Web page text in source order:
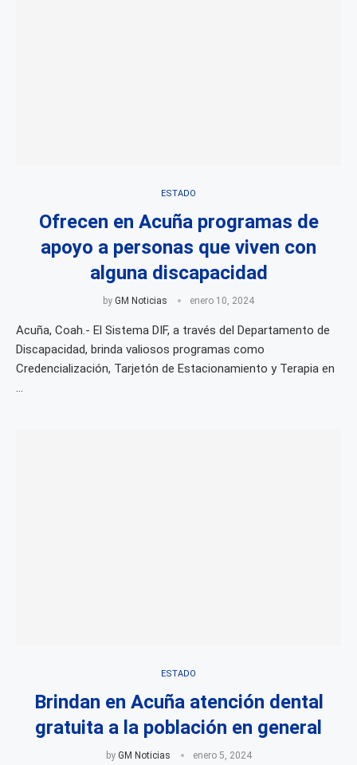
ESTADO
Ofrecen en Acuña programas de
apoyo a personas que viven con
alguna discapacidad
by GM Noticias enero 10, 2024
Acuña, Coah.- El Sistema DIF, a través del Departamento de
Discapacidad, brinda valiosos programas como
Credencialización, Tarjetón de Estacionamiento y Terapia en
…
ESTADO
Brindan en Acuña atención dental
gratuita a la población en general
by GM Noticias enero 5, 2024